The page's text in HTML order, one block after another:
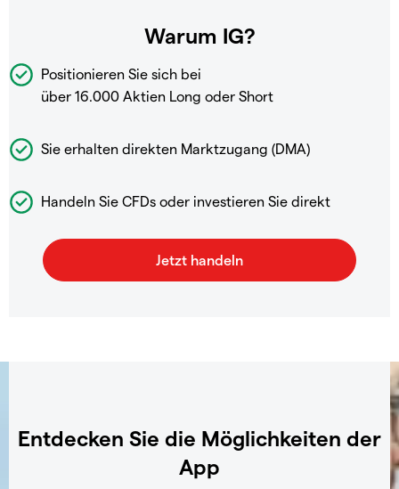
Warum IG?
Positionieren Sie sich bei
über 16.000 Aktien Long oder Short
Sie erhalten direkten Marktzugang (DMA)
Handeln Sie CFDs oder investieren Sie direkt
Entdecken Sie die Möglichkeiten der
App